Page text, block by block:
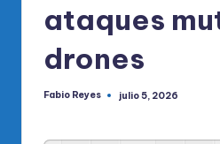
R
M
ataques
drones
Publicado
Fabio Reyes julio 5, 2026